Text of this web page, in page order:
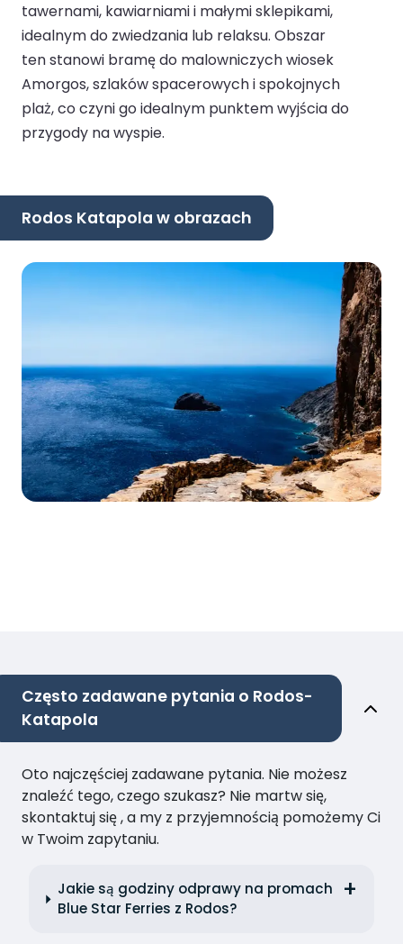
tawernami, kawiarniami i małymi sklepikami,
idealnym do zwiedzania lub relaksu. Obszar
ten stanowi bramę do malowniczych wiosek
Amorgos, szlaków spacerowych i spokojnych
plaż, co czyni go idealnym punktem wyjścia do
przygody na wyspie.
Rodos Katapola w obrazach
Często zadawane pytania o Rodos-
Katapola
Oto najczęściej zadawane pytania. Nie możesz
znaleźć tego, czego szukasz? Nie martw się,
skontaktuj się , a my z przyjemnością pomożemy Ci
w Twoim zapytaniu.
Jakie są godziny odprawy na promach
Blue Star Ferries z Rodos?